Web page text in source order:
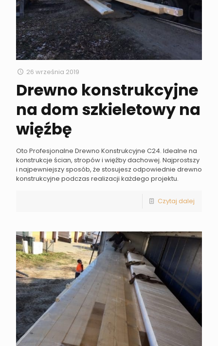
26 września 2019
Drewno konstrukcyjne
na dom szkieletowy na
więźbę
Oto Profesjonalne Drewno Konstrukcyjne C24. Idealne na
konstrukcje ścian, stropów i więźby dachowej. Najprostszy
i najpewniejszy sposób, że stosujesz odpowiednie drewno
konstrukcyjne podczas realizacji każdego projektu.
Czytaj dalej